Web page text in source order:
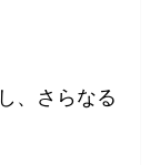
、さらなる